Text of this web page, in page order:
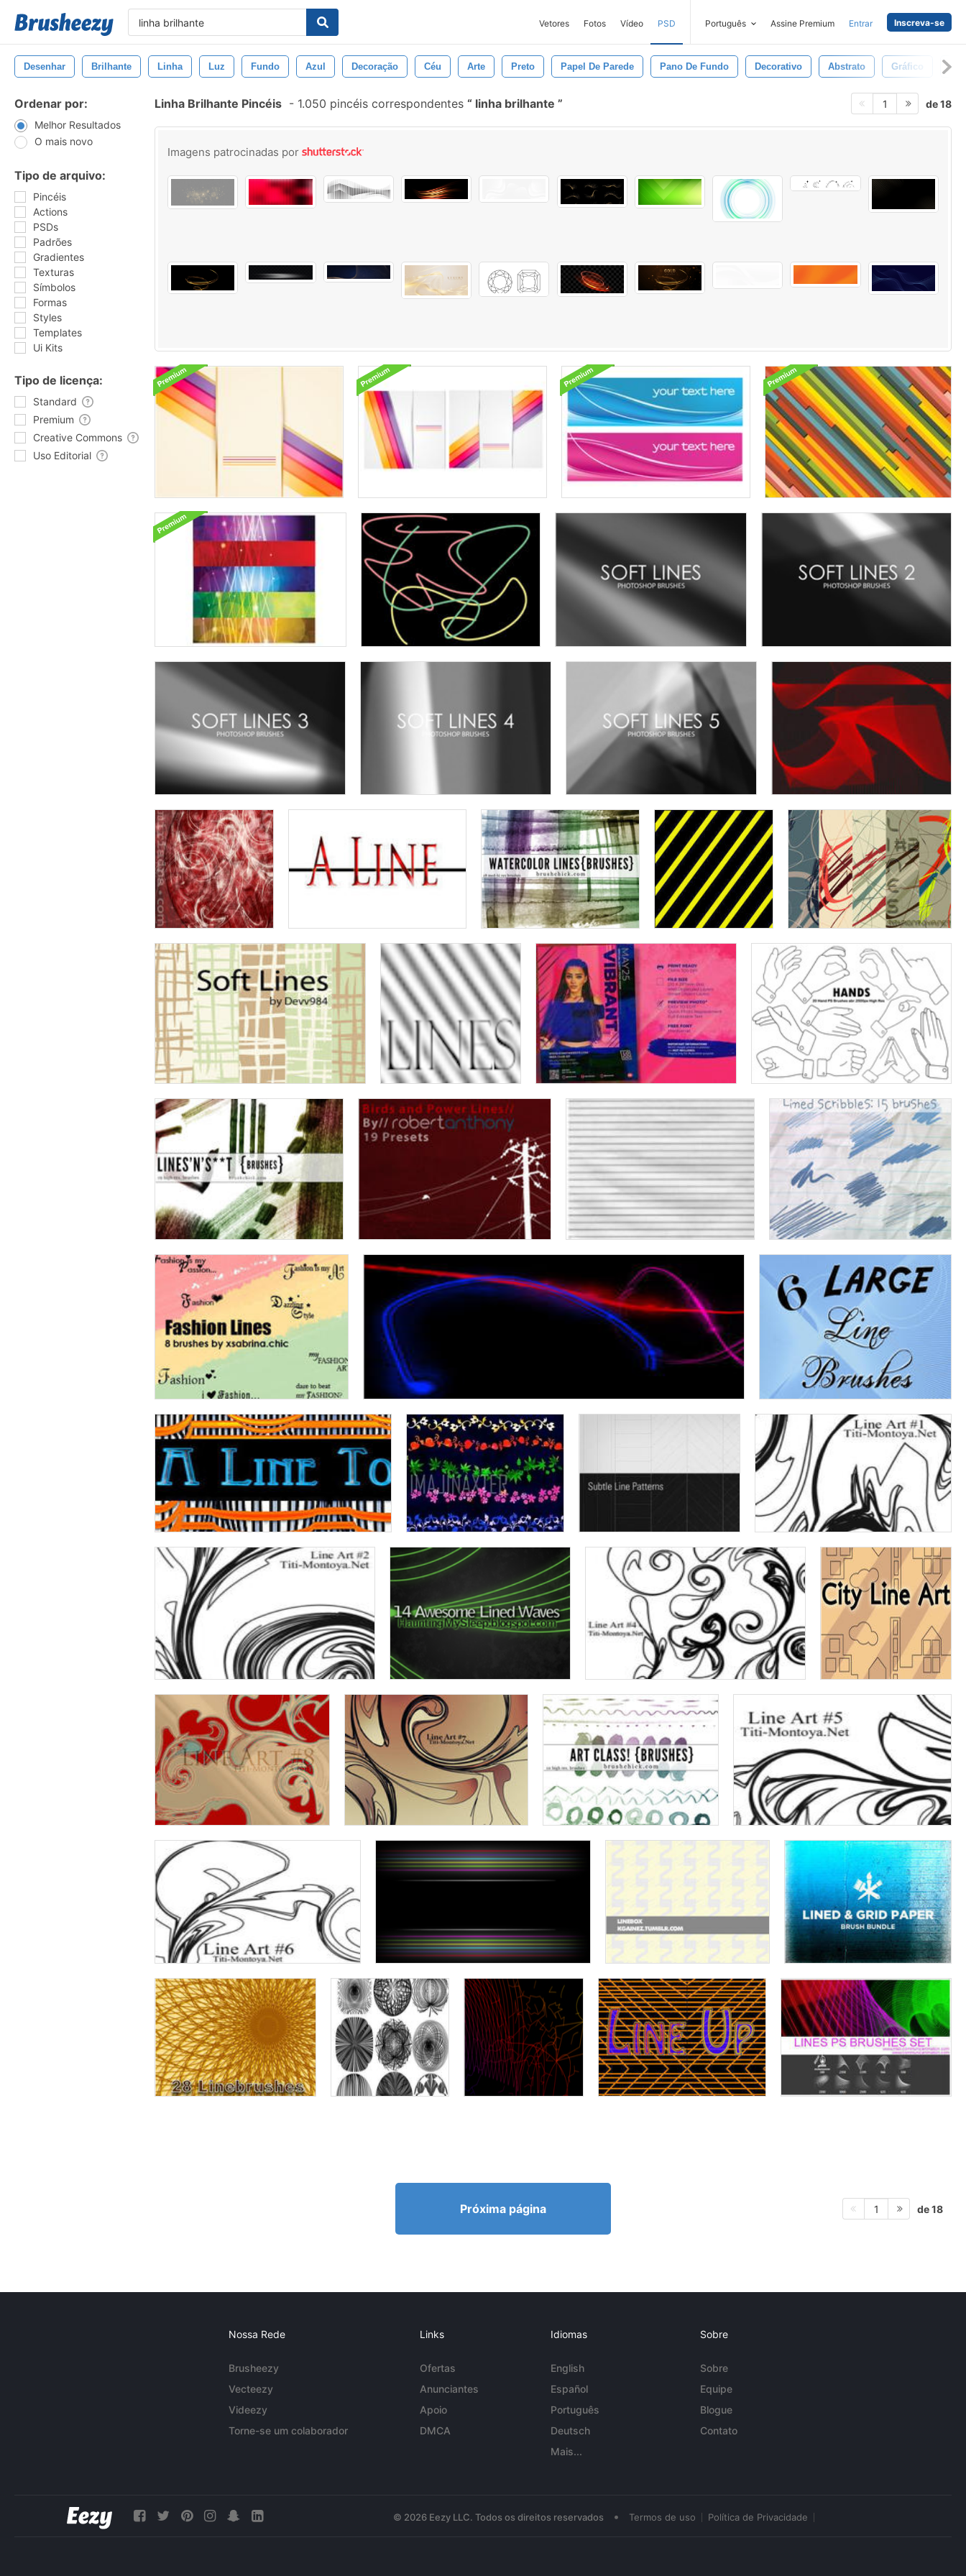
Vetores Fotos Vídeo PSD Português Assine Premium Entrar Inscreva-se
Desenhar Brilhante Linha Luz Fundo Azul Decoração Céu Arte Preto Papel De Parede Pano De Fundo Decorativo Abstrato Gráfico
Ordenar por:
Melhor Resultados
O mais novo
Tipo de arquivo:
Pincéis
Actions
PSDs
Padrões
Gradientes
Texturas
Símbolos
Formas
Styles
Templates
Ui Kits
Tipo de licença:
Standard
Premium
Creative Commons
Uso Editorial
Linha Brilhante Pincéis - 1.050 pincéis correspondentes linha brilhante 1 de 18
Imagens patrocinadas por
Próxima página 1 de 18
Nossa Rede
Brusheezy
Vecteezy
Videezy
Torne-se um colaborador
Links
Ofertas
Anunciantes
Apoio
DMCA
Idiomas
English
Español
Português
Deutsch
Mais...
Sobre
Sobre
Equipe
Blogue
Contato
© 2026 Eezy LLC. Todos os direitos reservados • Termos de uso Política de Privacidade